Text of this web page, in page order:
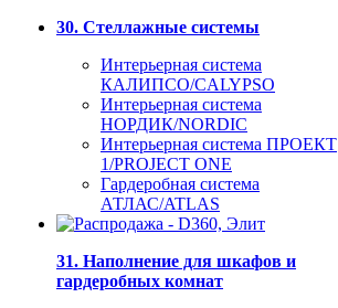
30. Стеллажные системы
Интерьерная система
КАЛИПСО/CALYPSO
Интерьерная система
НОРДИК/NORDIC
Интерьерная система ПРОЕКТ
1/PROJECT ONE
Гардеробная система
АТЛАС/ATLAS
31. Наполнение для шкафов и
гардеробных комнат